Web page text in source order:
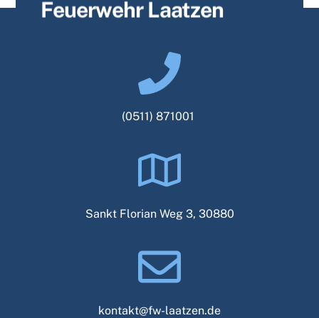
content Feuerwehr Laatzen
(0511) 871001
Sankt Florian Weg 3, 30880
kontakt@fw-laatzen.de